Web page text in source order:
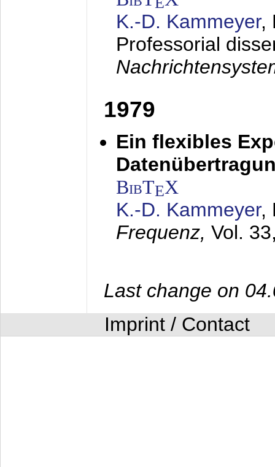
K.-D. Kammeyer,
Professorial
1979
Ein flexibles
BibTEX
K.-D. Kammeyer,
Frequenz, Vol.
Last change on
Imprint / Contact